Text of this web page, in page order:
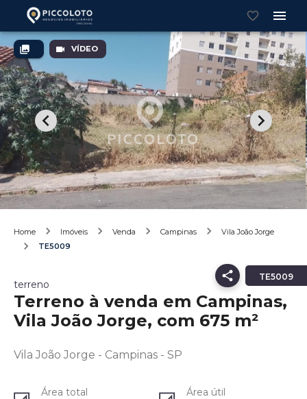
VÍDEO
Home Imóveis Venda Campinas
Vila João Jorge
TE5009
TE5009
terreno
Terreno à venda em Campinas,
Vila João Jorge, com 675 m²
Vila João Jorge - Campinas - SP
Área total Área útil